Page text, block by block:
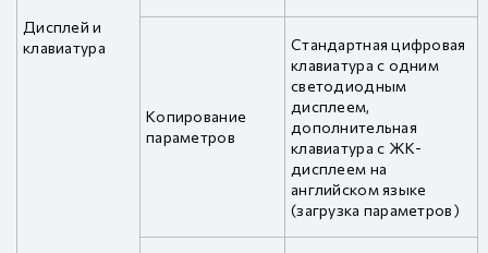
Дисплей и
клавиатура
Копирование
параметров
Стандартная цифровая
клавиатура с одним
светодиодным
дисплеем,
дополнительная
клавиатура с ЖК-
дисплеем на
английском языке
(загрузка параметров)